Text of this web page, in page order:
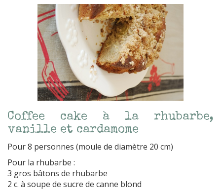
Coffee cake à la rhubarbe,
vanille et cardamome
Pour 8 personnes (moule de diamètre 20 cm)
Pour la rhubarbe :
3 gros bâtons de rhubarbe
2 c. à soupe de sucre de canne blond